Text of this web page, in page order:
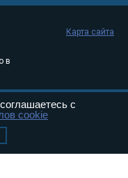
в
Карта сайта
с
cookie